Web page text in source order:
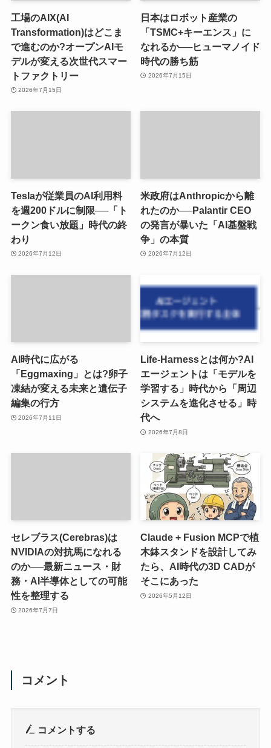
工場のAIX(AI
Transformation)はどこま
で進むのか?オープンAIモ
デルが変える次世代スマー
トファクトリー
2026年7月15日
日本はロボット産業の
「TSMC+キーエンス」に
なれるか──ヒューマノイド
時代の勝ち筋
2026年7月15日
Teslaが従業員のAI利用料
を週200ドルに制限──「ト
ークン食い放題」時代の終
わり
2026年7月12日
米政府はAnthropicから離
れたのか──Palantir CEO
の発言が暴いた「AI基盤戦
争」の本質
2026年7月12日
AI時代に広がる
「Eggmaxing」とは?卵子
凍結が変える未来と遺伝子
編集の行方
2026年7月11日
Life-Harnessとは何か?AI
エージェントは「モデルを
学習する」時代から「周辺
システムを進化させる」時
代へ
2026年7月8日
セレブラス(Cerebras)は
NVIDIAの対抗馬になれる
のか──最新ニュース・財
務・AI半導体としての可能
性を整理する
2026年7月7日
Claude + Fusion MCPで植
木鉢スタンドを設計してみ
たら、AI時代の3D CADが
そこにあった
2026年5月12日
コメント
コメントする